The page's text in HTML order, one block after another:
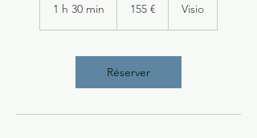
1 h 30 min
m
n
155 € Visio
Réserver